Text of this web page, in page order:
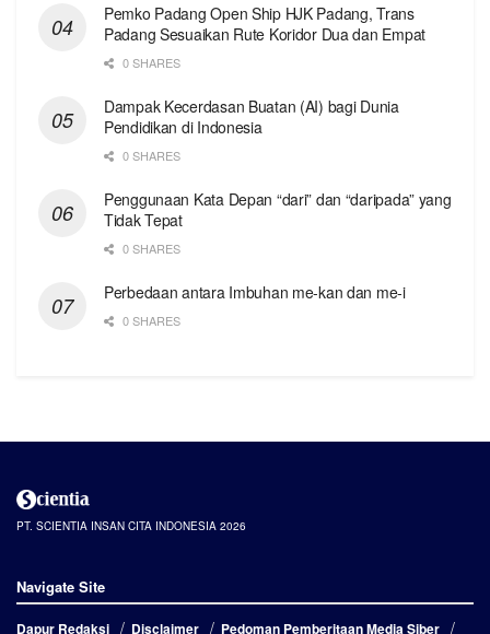
Pemko Padang Open Ship HJK Padang, Trans
Padang Sesuaikan Rute Koridor Dua dan Empat
0 SHARES
Dampak Kecerdasan Buatan (AI) bagi Dunia
Pendidikan di Indonesia
0 SHARES
Penggunaan Kata Depan “dari” dan “daripada” yang
Tidak Tepat
0 SHARES
Perbedaan antara Imbuhan me-kan dan me-i
0 SHARES
PT. SCIENTIA INSAN CITA INDONESIA 2026
Navigate Site
Dapur Redaksi Disclaimer Pedoman Pemberitaan Media Siber